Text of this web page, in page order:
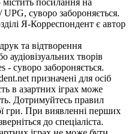
посилання на
суворо забороняється.
Я-Корреспондент є автор
та відтворення
аудіовізуальних творів
- суворо забороняється.
призначені для осіб
в азартних іграх може
Дотримуйтесь правил
гри. При виявленні перших
до спеціаліста.